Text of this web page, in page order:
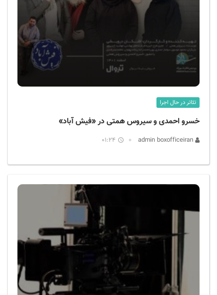
تئاتر در حال اجرا
خسرو احمدی و سیروس همتی در «فیش آباد»
01:24